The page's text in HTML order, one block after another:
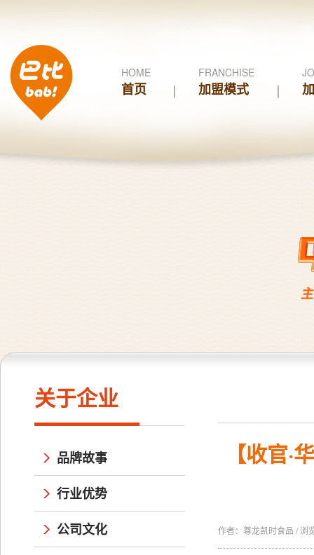
HOME
首页
FRANCHISE
加盟模式
【收官
作者：尊龙凯时食品 /
关于企业
品牌故事
行业优势
公司文化